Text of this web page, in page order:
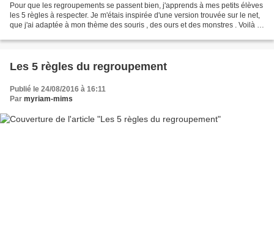
Pour que les regroupements se passent bien, j'apprends à mes petits élèves
les 5 règles à respecter. Je m'étais inspirée d'une version trouvée sur le net,
que j'ai adaptée à mon thème des souris , des ours et des monstres . Voilà la
Les 5 règles du regroupement
Publié le 24/08/2016 à 16:11
Par myriam-mims